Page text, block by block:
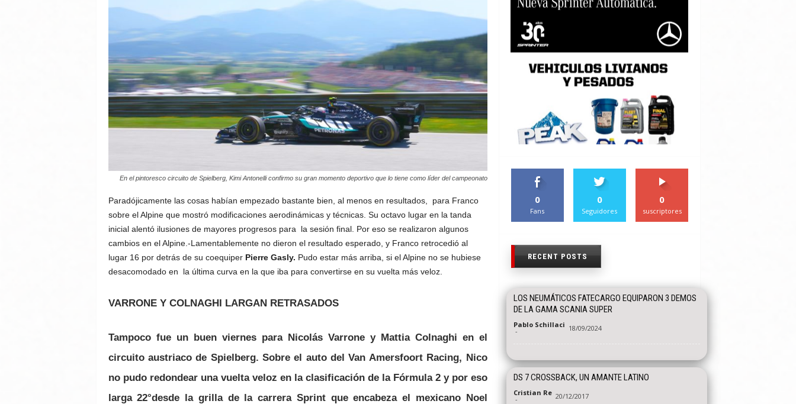
En el pintoresco circuito de Spielberg, Kimi Antonelli confirmo su gran momento deportivo que lo tiene como líder del campeonato
Paradójicamente las cosas habían empezado bastante bien, al menos en resultados, para Franco
sobre el Alpine que mostró modificaciones aerodinámicas y técnicas. Su octavo lugar en la tanda
inicial alentó ilusiones de mayores progresos para la sesión final. Por eso se realizaron algunos
cambios en el Alpine.-Lamentablemente no dieron el resultado esperado, y Franco retrocedió al
lugar 16 por detrás de su coequiper Pierre Gasly. Pudo estar más arriba, si el Alpine no se hubiese
desacomodado en la última curva en la que iba para convertirse en su vuelta más veloz.
VARRONE Y COLNAGHI LARGAN RETRASADOS
Tampoco fue un buen viernes para Nicolás Varrone y Mattia Colnaghi en el
circuito austriaco de Spielberg. Sobre el auto del Van Amersfoort Racing, Nico
no pudo redondear una vuelta veloz en la clasificación de la Fórmula 2 y por eso
larga 22°desde la grilla de la carrera Sprint que encabeza el mexicano Noel
0
Fans
0
Seguidores
0
suscriptores
RECENT POSTS
LOS NEUMÁTICOS FATECARGO EQUIPARON 3 DEMOS
DE LA GAMA SCANIA SUPER
Pablo Schillaci
- 18/09/2024
DS 7 CROSSBACK, UN AMANTE LATINO
Cristian Re
- 20/12/2017